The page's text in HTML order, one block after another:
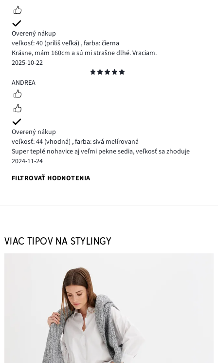
Overený nákup
veľkosť: 40 (príliš veľká) ,farba: čierna
Krásne, mám 160cm a sú mi strašne dlhé. Vraciam.
2025-10-22
5
ANDREA
Overený nákup
veľkosť: 44 (vhodná) ,farba: sivá melírovaná
Super teplé nohavice aj veľmi pekne sedia, veľkosť sa zhoduje
2024-11-24
FILTROVAŤ HODNOTENIA
VIAC TIPOV NA STYLINGY